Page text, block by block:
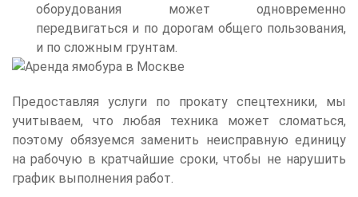
оборудования может одновременно
передвигаться и по дорогам общего пользования,
и по сложным грунтам.
Предоставляя услуги по прокату спецтехники, мы
учитываем, что любая техника может сломаться,
поэтому обязуемся заменить неисправную единицу
на рабочую в кратчайшие сроки, чтобы не нарушить
график выполнения работ.